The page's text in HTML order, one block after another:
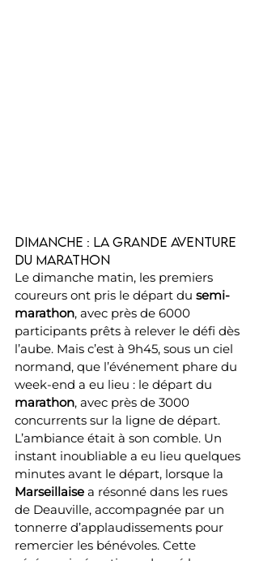
Dimanche : La grande aventure
du marathon
Le dimanche matin, les premiers
coureurs ont pris le départ du semi-
marathon, avec près de 6000
participants prêts à relever le défi dès
l’aube. Mais c’est à 9h45, sous un ciel
normand, que l’événement phare du
week-end a eu lieu : le départ du
marathon, avec près de 3000
concurrents sur la ligne de départ.
L’ambiance était à son comble. Un
instant inoubliable a eu lieu quelques
minutes avant le départ, lorsque la
Marseillaise a résonné dans les rues
de Deauville, accompagnée par un
tonnerre d’applaudissements pour
remercier les bénévoles. Cette